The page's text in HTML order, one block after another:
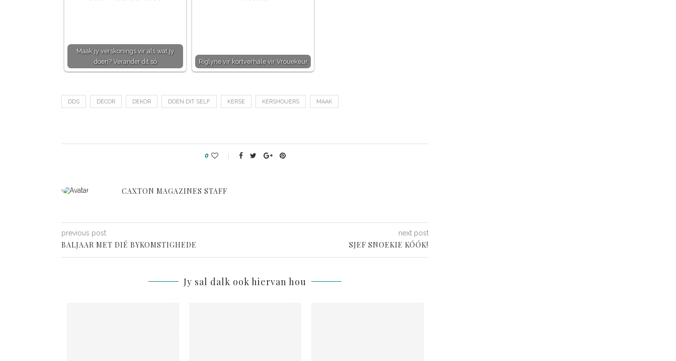
Maak jy verskonings vir als wat jy
doen? Verander dit só
Riglyne vir kortverhale vir Vrouekeur
DDS DECOR DEKOR DOEN DIT SELF KERSE KERSHOUERS MAAK
0
CAXTON MAGAZINES STAFF
previous post
BALJAAR MET DIÉ BYKOMSTIGHEDE
next post
SJEF SNOEKIE KÓÓK!
Jy sal dalk ook hiervan hou